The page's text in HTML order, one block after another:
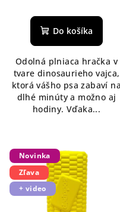
Do košíka
Odolná plniaca hračka v
tvare dinosaurieho vajca,
ktorá vášho psa zabaví na
dlhé minúty a možno aj
hodiny. Vďaka...
Novinka
Zľava
+ video